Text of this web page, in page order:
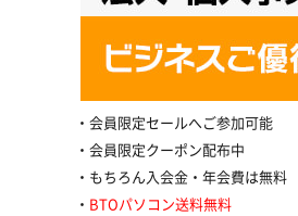
会員限定セールへご参加可能
会員限定クーポン配布中
もちろん入会金・年会費は無料
BTOパソコン送料無料